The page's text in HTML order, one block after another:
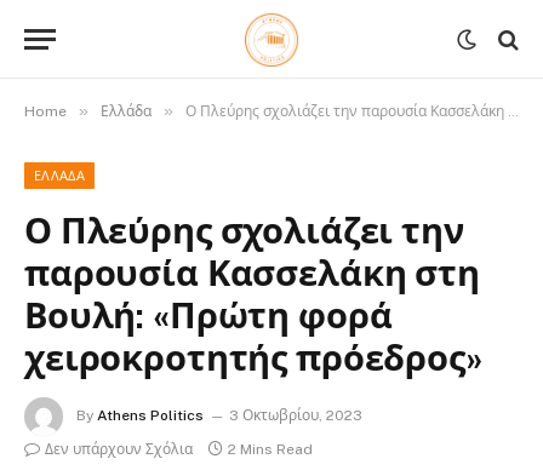
Home » Ελλάδα » Ο Πλεύρης σχολιάζει την παρουσία Κασσελάκη στη Βουλή: «Πρώτη φορά χειροκροτητής πρόεδρος»
ΕΛΛΆΔΑ
Ο Πλεύρης σχολιάζει την
παρουσία Κασσελάκη στη
Βουλή: «Πρώτη φορά
χειροκροτητής πρόεδρος»
By Athens Politics
3 Οκτωβρίου, 2023
Δεν υπάρχουν Σχόλια
2 Mins Read